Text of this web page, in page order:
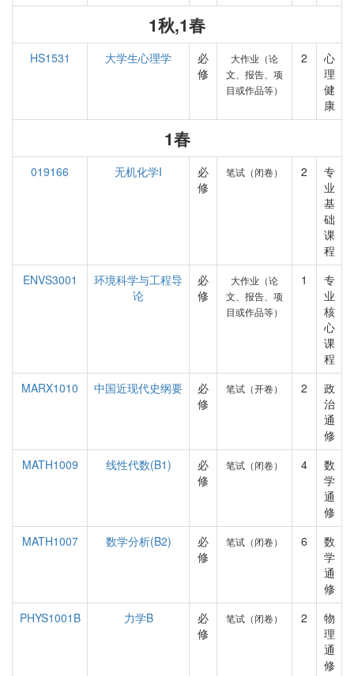
1秋,1春
HS1531 大学生心理学
必
修
大作业（论
文、报告、项
目或作品等）
2
心
理
健
康
1春
019166 无机化学I
必
修
笔试（闭卷） 2
专
业
基
础
课
程
ENVS3001
环境科学与工程导
论
必
修
大作业（论
文、报告、项
目或作品等）
1
专
业
核
心
课
程
MARX1010
中国近现代史纲要
必
修
笔试（开卷） 2
政
治
通
修
MATH1009
线性代数(B1)
必
修
笔试（闭卷） 4
数
学
通
修
MATH1007
数学分析(B2)
必
修
笔试（闭卷） 6
数
学
通
修
PHYS1001B
力学B
必
修
笔试（闭卷） 2
物
理
通
修